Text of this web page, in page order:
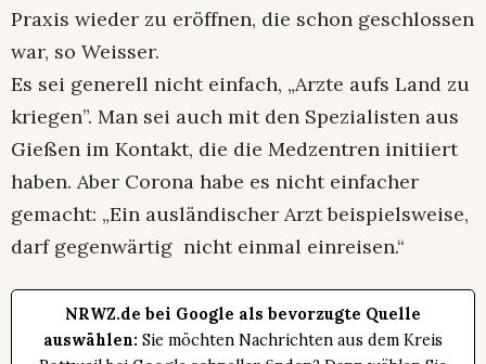
Praxis wieder zu eröffnen, die schon geschlossen
war, so Weisser.
Es sei generell nicht einfach, „Arzte aufs Land zu
kriegen”. Man sei auch mit den Spezialisten aus
Gießen im Kontakt, die die Medzentren initiiert
haben. Aber Corona habe es nicht einfacher
gemacht: „Ein ausländischer Arzt beispielsweise,
darf gegenwärtig nicht einmal einreisen.“
NRWZ.de bei Google als bevorzugte Quelle
auswählen: Sie möchten Nachrichten aus dem Kreis